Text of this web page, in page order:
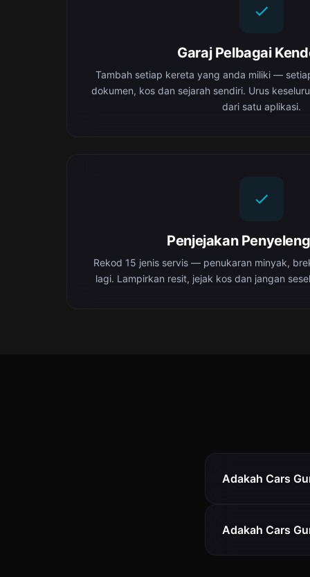
Garaj Pelbagai
Tambah setiap kereta yang anda miliki —
dokumen, kos dan sejarah sendiri. Urus
dari satu aplikasi.
Penjejakan
Rekod 15 jenis servis — penukaran minyak,
lagi. Lampirkan resit, jejak kos dan jangan
Adakah Cars
Adakah Cars